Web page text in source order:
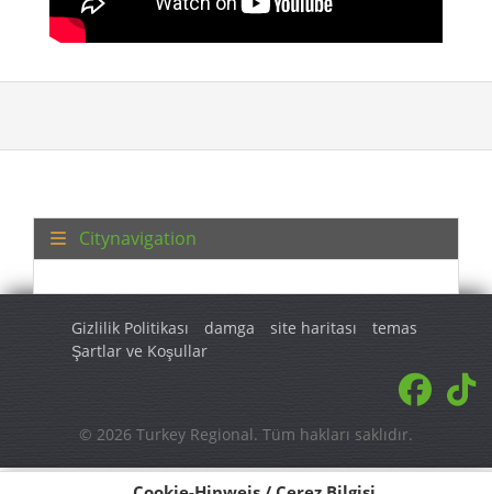
Citynavigation
Gizlilik Politikası damga site haritası
temas
Şartlar ve Koşullar
© 2026 Turkey Regional. Tüm hakları saklıdır.